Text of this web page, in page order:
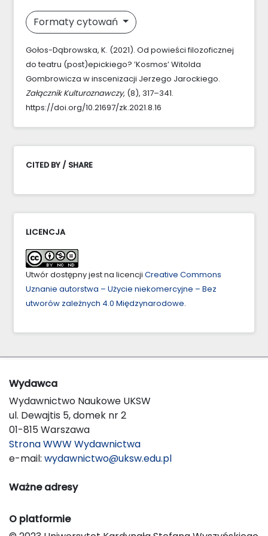
Formaty cytowań
Gołos-Dąbrowska, K. (2021). Od powieści filozoficznej
do teatru (post)epickiego? ’Kosmos’ Witolda
Gombrowicza w inscenizacji Jerzego Jarockiego.
Załącznik Kulturoznawczy, (8), 317–341.
https://doi.org/10.21697/zk.2021.8.16
CITED BY / SHARE
LICENCJA
Utwór dostępny jest na licencji Creative Commons
Uznanie autorstwa – Użycie niekomercyjne – Bez
utworów zależnych 4.0 Międzynarodowe.
Wydawca
Wydawnictwo Naukowe UKSW
ul. Dewajtis 5, domek nr 2
01-815 Warszawa
Strona WWW Wydawnictwa
e-mail: wydawnictwo@uksw.edu.pl
Ważne adresy
O platformie